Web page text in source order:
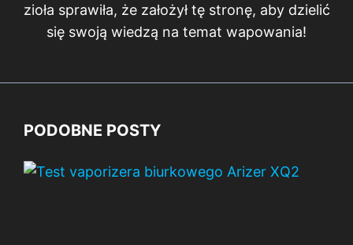
zioła sprawiła, że założył tę stronę, aby dzielić
się swoją wiedzą na temat wapowania!
PODOBNE POSTY